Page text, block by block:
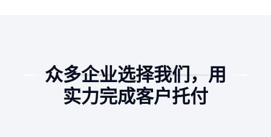
众多企业选择我们，用
实力完成客户托付